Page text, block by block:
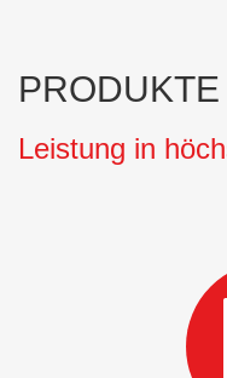
PRODUKTE
Leistung in